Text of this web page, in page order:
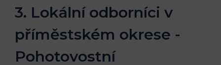
3.‍ Lokální odborníci v
příměstském‍ okrese⁢ -​
Pohotovostní‍